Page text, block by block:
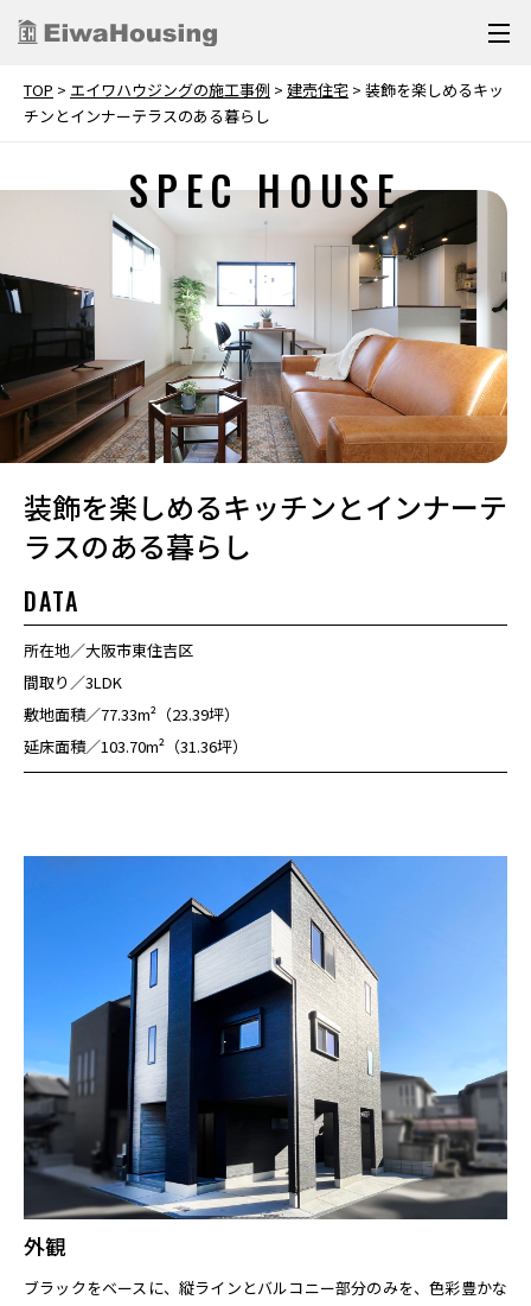
TOP > エイワハウジングの施工事例 > 建売住宅 > 装飾を楽しめるキッ
チンとインナーテラスのある暮らし
SPEC HOUSE
装飾を楽しめるキッチンとインナーテ
ラスのある暮らし
DATA
所在地
大阪市東住吉区
間取り
3LDK
敷地面積
77.33m²（23.39坪）
延床面積
103.70m²（31.36坪）
外観
ブラックをベースに、縦ラインとバルコニー部分のみを、色彩豊かな